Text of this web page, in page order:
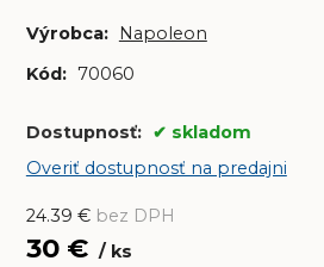
Výrobca:
Napoleon
Kód: 70060
Dostupnosť:
skladom
Overiť dostupnosť na predajni
24.39 € bez DPH
30€ ks